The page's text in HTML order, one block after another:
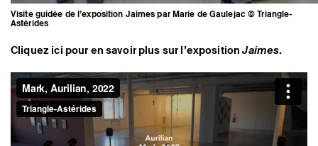
Visite guidée de l’exposition Jaimes par Marie de Gaulejac © Triangle-
Astérides
Cliquez ici pour en savoir plus sur l’expositionJaimes.